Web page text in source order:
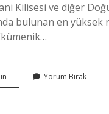
Kilisesi ve diğer
bulunan en yüksek
Ortodoksların
Ruhani
Yorum Bırak